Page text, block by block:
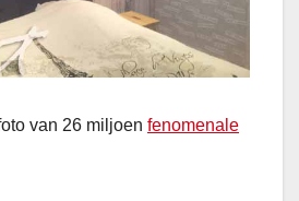
van 26 miljoen fenomenale